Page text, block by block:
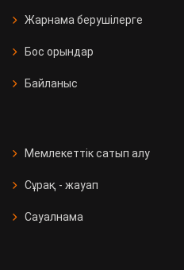
Жарнама берушілерге
Бос орындар
Байланыс
Мемлекеттік сатып алу
Сұрақ - жауап
Сауалнама